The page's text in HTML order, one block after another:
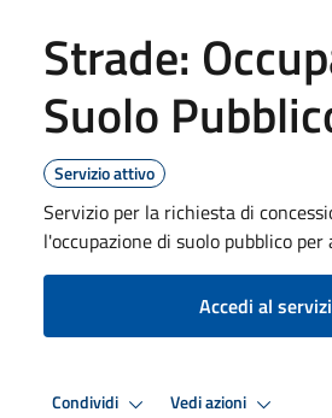
Strade:
Suolo
Servizio attivo
Servizio per la richiesta di
l'occupazione di suolo pubblico
Accedi al
Condividi Vedi azioni